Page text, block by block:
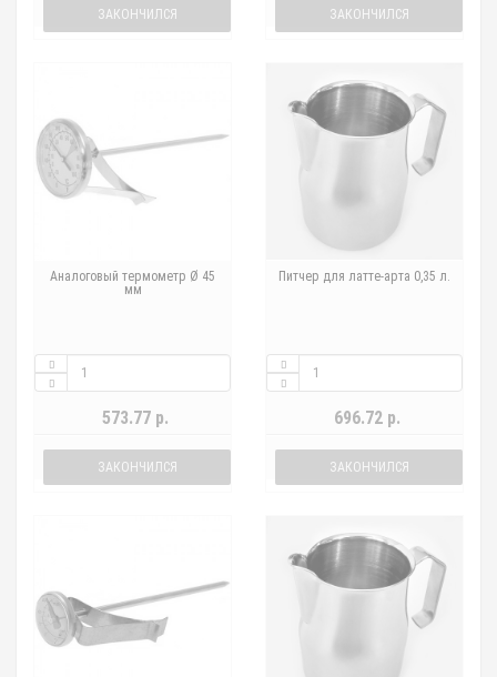
ЗАКОНЧИЛСЯ ЗАКОНЧИЛСЯ
Аналоговый термометр Ø 45
мм
573.77 р.
ЗАКОНЧИЛСЯ
Питчер для латте-арта 0,35 л.
696.72 р.
ЗАКОНЧИЛСЯ